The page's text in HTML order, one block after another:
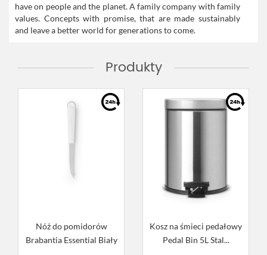
have on people and the planet. A family company with family
values. Concepts with promise, that are made sustainably
and leave a better world for generations to come.
Produkty
Nóż do pomidorów
Brabantia Essential Biały
Kosz na śmieci pedałowy
Pedal Bin 5L Stal...